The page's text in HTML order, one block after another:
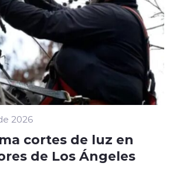
2026
cortes de luz en
de Los Ángeles